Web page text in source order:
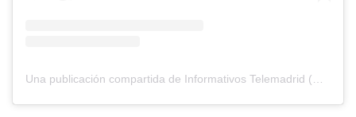
Una publicación compartida de Informativos Telemadrid (@informativostelemadrid)